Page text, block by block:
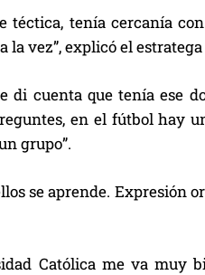
téctica, tenía cercanía
la vez”, explicó el
di cuenta que tenía ese
en el fútbol hay
grupo”.
se aprende. Expresión
Católica me va muy